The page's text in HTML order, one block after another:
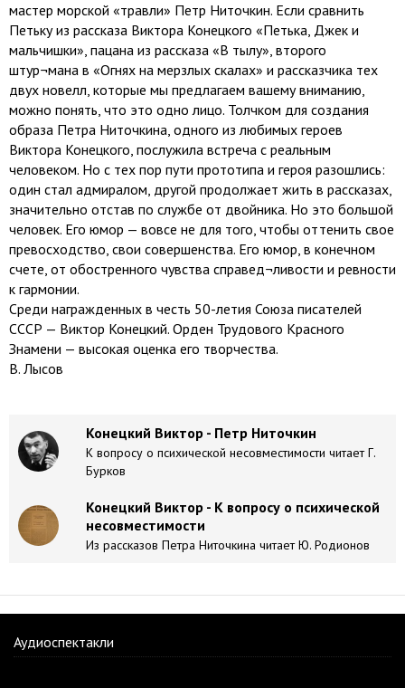
мастер морской «травли» Петр Ниточкин. Если сравнить
Петьку из рассказа Виктора Конецкого «Петька, Джек и
мальчишки», пацана из рассказа «В тылу», второго
штур¬мана в «Огнях на мерзлых скалах» и рассказчика тех
двух новелл, которые мы предлагаем вашему вниманию,
можно понять, что это одно лицо. Толчком для создания
образа Петра Ниточкина, одного из любимых героев
Виктора Конецкого, послужила встреча с реальным
человеком. Но с тех пор пути прототипа и героя разошлись:
один стал адмиралом, другой продолжает жить в рассказах,
значительно отстав по службе от двойника. Но это большой
человек. Его юмор — вовсе не для того, чтобы оттенить свое
превосходство, свои совершенства. Его юмор, в конечном
счете, от обостренного чувства справед¬ливости и ревности
к гармонии.
Среди награжденных в честь 50-летия Союза писателей
СССР — Виктор Конецкий. Орден Трудового Красного
Знамени — высокая оценка его творчества.
В. Лысов
Конецкий Виктор - Петр Ниточкин
К вопросу о психической несовместимости читает Г.
Бурков
Конецкий Виктор - К вопросу о психической
несовместимости
Из рассказов Петра Ниточкина читает Ю. Родионов
Аудиоспектакли